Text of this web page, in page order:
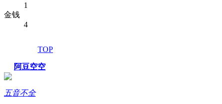
1
金钱
4
TOP
阿豆空空
五音不全